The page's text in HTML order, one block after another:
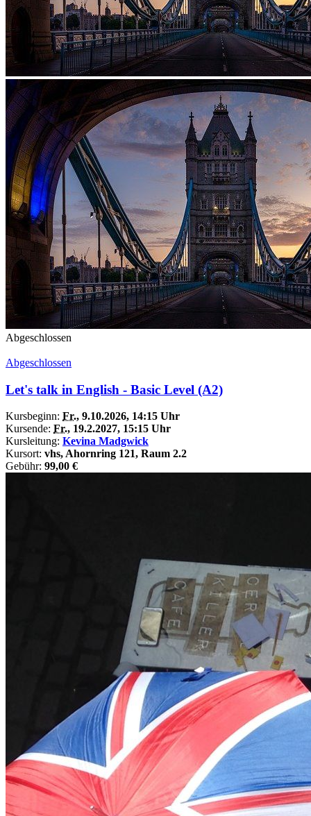
Abgeschlossen
Abgeschlossen
Let's talk in English - Basic Level (A2)
Kursbeginn: Fr., 9.10.2026, 14:15 Uhr
Kursende: Fr., 19.2.2027, 15:15 Uhr
Kursleitung: Kevina Madgwick
Kursort: vhs, Ahornring 121, Raum 2.2
Gebühr: 99,00 €